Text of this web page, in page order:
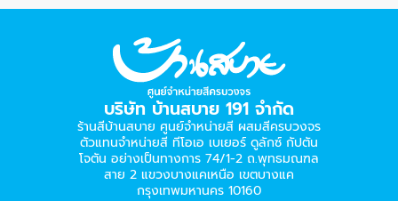
บริษัท บ้านสบาย 191 จำกัด
ร้านสีบ้านสบาย ศูนย์จำหน่ายสี ผสมสีครบวงจร
ตัวแทนจำหน่ายสี ทีโอเอ เบเยอร์​ ดูลักซ์ กัปตัน
โจตัน อย่างเป็นทางการ 74/1-2 ถ.พุทธมณฑล
สาย 2 แขวงบางแคเหนือ เขตบางแค
กรุงเทพมหานคร 10160